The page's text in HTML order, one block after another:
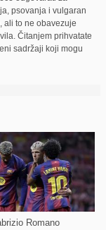
psovanja i vulgaran
ali to ne obavezuje
Čitanjem prihvatate
sadržaji koji mogu
Romano